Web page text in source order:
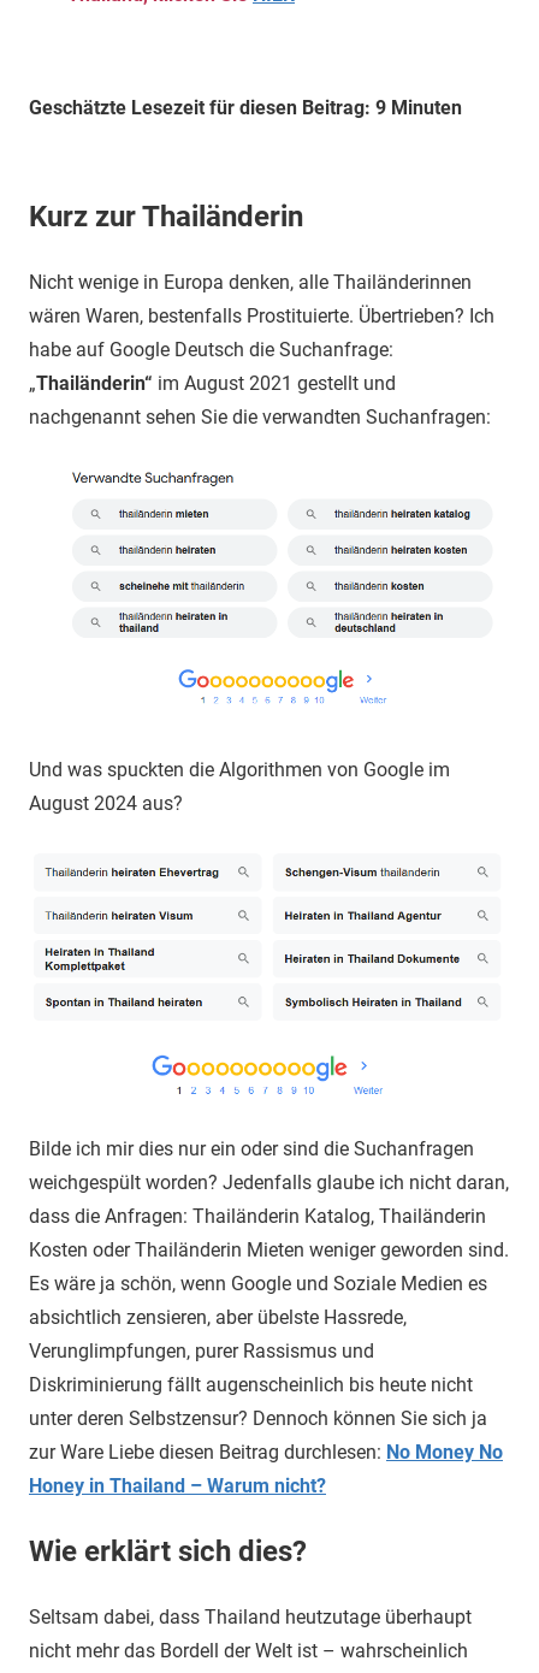
Geschätzte Lesezeit für diesen Beitrag: 9 Minuten
Kurz zur Thailänderin
Nicht wenige in Europa denken, alle Thailänderinnen
wären Waren, bestenfalls Prostituierte. Übertrieben? Ich
habe auf Google Deutsch die Suchanfrage:
„Thailänderin“ im August 2021 gestellt und
nachgenannt sehen Sie die verwandten Suchanfragen:
Und was spuckten die Algorithmen von Google im
August 2024 aus?
Bilde ich mir dies nur ein oder sind die Suchanfragen
weichgespült worden? Jedenfalls glaube ich nicht daran,
dass die Anfragen: Thailänderin Katalog, Thailänderin
Kosten oder Thailänderin Mieten weniger geworden sind.
Es wäre ja schön, wenn Google und Soziale Medien es
absichtlich zensieren, aber übelste Hassrede,
Verunglimpfungen, purer Rassismus und
Diskriminierung fällt augenscheinlich bis heute nicht
unter deren Selbstzensur? Dennoch können Sie sich ja
zur Ware Liebe diesen Beitrag durchlesen: No Money No
Honey in Thailand – Warum nicht?
Wie erklärt sich dies?
Seltsam dabei, dass Thailand heutzutage überhaupt
nicht mehr das Bordell der Welt ist – wahrscheinlich